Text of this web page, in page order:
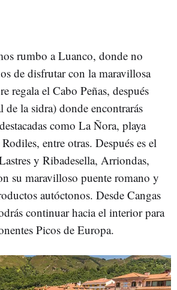
rumbo a Luanco, donde no
de disfrutar con la maravillosa
regala el Cabo Peñas, después
la sidra) donde encontrarás
como La Ñora, playa
entre otras. Después es el
y Ribadesella, Arriondas,
su maravilloso puente romano y
autóctonos. Desde Cangas
continuar hacia el interior para
Picos de Europa.